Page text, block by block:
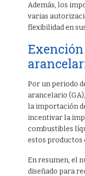
Además, los
varias
flexibilidad en
Por un periodo
arancelario
la importación
incentivar la
combustibles
estos productos
En resumen, el
diseñado para